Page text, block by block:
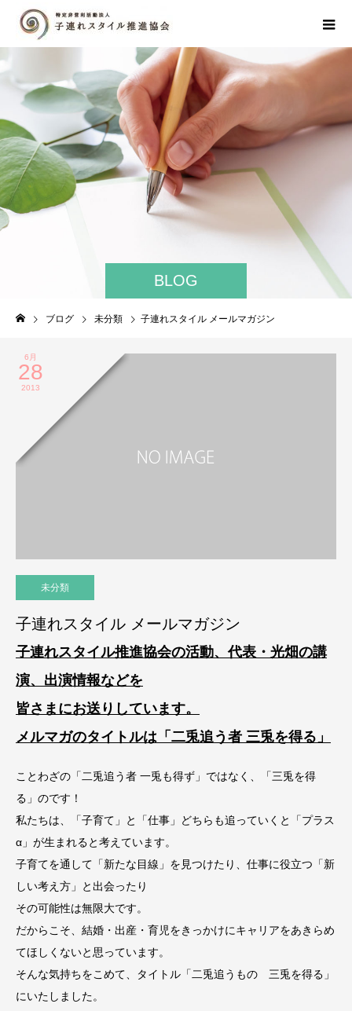
BLOG
ブログ 未分類 子連れスタイル メールマガジン
6月
28
2013
未分類
子連れスタイル メールマガジン
子連れスタイル推進協会の活動、代表・光畑の講
演、出演情報などを
皆さまにお送りしています。
メルマガのタイトルは「二兎追う者 三兎を得る」
ことわざの「二兎追う者 一兎も得ず」ではなく、「三兎を得
る」のです！
私たちは、「子育て」と「仕事」どちらも追っていくと「プラス
α」が生まれると考えています。
子育てを通して「新たな目線」を見つけたり、仕事に役立つ「新
しい考え方」と出会ったり
その可能性は無限大です。
だからこそ、結婚・出産・育児をきっかけにキャリアをあきらめ
てほしくないと思っています。
そんな気持ちをこめて、タイトル「二兎追うもの 三兎を得る」
にいたしました。